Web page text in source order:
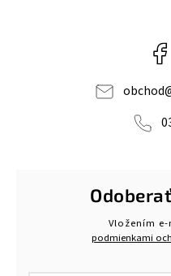
obchod
Vložením
podmienkami